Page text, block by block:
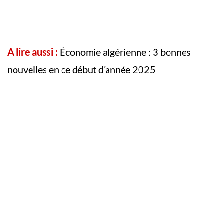
A lire aussi : Économie algérienne : 3 bonnes
nouvelles en ce début d’année 2025